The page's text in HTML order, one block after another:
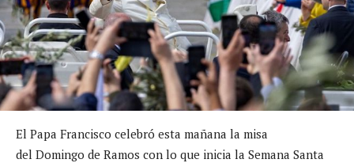
El Papa Francisco celebró esta mañana la misa
del Domingo de Ramos con lo que inicia la Semana Santa